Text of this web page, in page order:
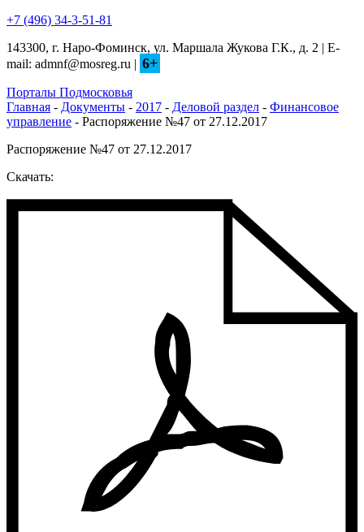
+7 (496) 34-3-51-81
143300, г. Наро-Фоминск, ул. Маршала Жукова Г.К., д. 2 | E-
mail: admnf@mosreg.ru | 6+
Порталы Подмосковья
Главная - Документы - 2017 - Деловой раздел - Финансовое
управление - Распоряжение №47 от 27.12.2017
Распоряжение №47 от 27.12.2017
Скачать: